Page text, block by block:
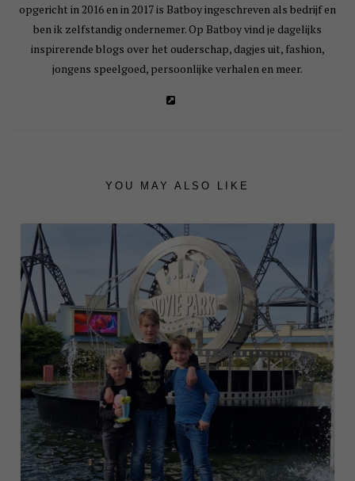
opgericht in 2016 en in 2017 is Batboy ingeschreven als bedrijf en
ben ik zelfstandig ondernemer. Op Batboy vind je dagelijks
inspirerende blogs over het ouderschap, dagjes uit, fashion,
jongens speelgoed, persoonlijke verhalen en meer.
YOU MAY ALSO LIKE